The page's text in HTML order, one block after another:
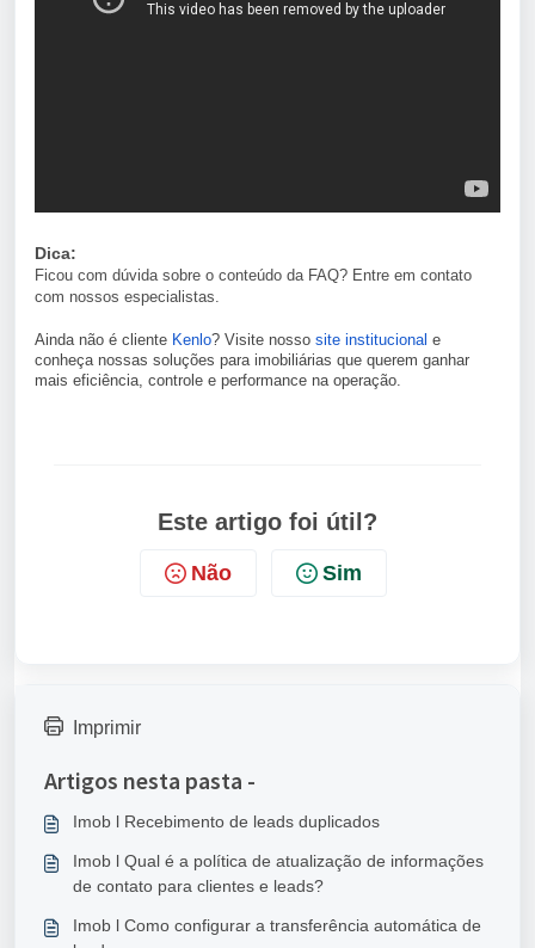
Dica:
Ficou com dúvida sobre o conteúdo da FAQ? Entre em contato
com nossos especialistas.
Ainda não é cliente Kenlo? Visite nosso site institucional e
conheça nossas soluções para imobiliárias que querem ganhar
mais eficiência, controle e performance na operação.
Este artigo foi útil?
Não Sim
Imprimir
Artigos nesta pasta -
Imob l Recebimento de leads duplicados
Imob l Qual é a política de atualização de informações
de contato para clientes e leads?
Imob l Como configurar a transferência automática de